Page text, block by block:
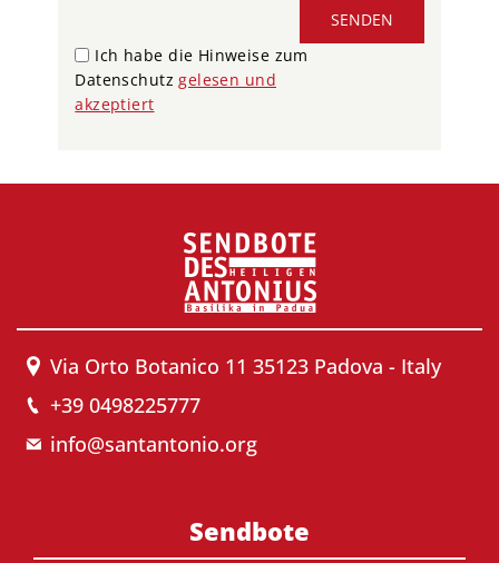
SENDEN
Ich habe die Hinweise zum
Datenschutzgelesen und
akzeptiert
Via Orto Botanico 11 35123 Padova - Italy
+39 0498225777
info@santantonio.org
Sendbote